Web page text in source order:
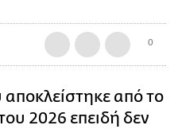
0
από το
2026 επειδή δεν